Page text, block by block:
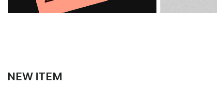
NEW ITEM